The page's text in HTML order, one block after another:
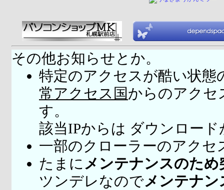
その他お知らせとか。
特定のアクセスが酷い状態
常アクセス国からのアクセ
す。
該当IPからは ダウンロー
一部のクローラーのアクセ
たまに メンテナンスのため
ツンデレなのでメンテナ